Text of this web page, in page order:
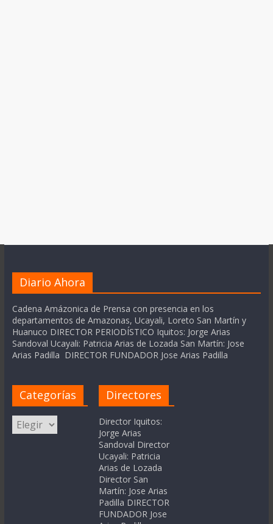
Diario Ahora
Cadena Amázonica de Prensa con presencia en los
departamentos de Amazonas, Ucayali, Loreto San Martín y
Huanuco DIRECTOR PERIODÍSTICO Iquitos: Jorge Arias
Sandoval Ucayali: Patricia Arias de Lozada San Martín: Jose
Arias Padilla DIRECTOR FUNDADOR Jose Arias Padilla
Categorías
Categorías
Directores
Director Iquitos:
Jorge Arias
Sandoval Director
Ucayali: Patricia
Arias de Lozada
Director San
Martín: Jose Arias
Padilla DIRECTOR
FUNDADOR Jose